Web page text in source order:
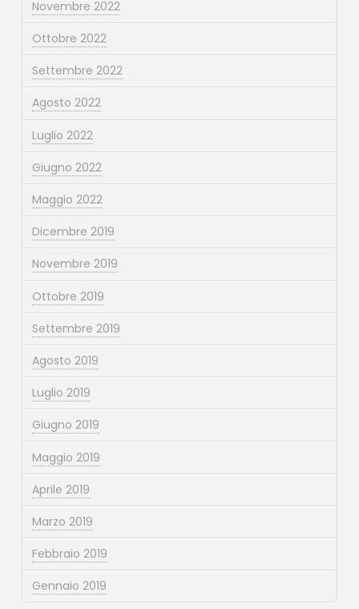
Novembre 2022
Ottobre 2022
Settembre 2022
Agosto 2022
Luglio 2022
Giugno 2022
Maggio 2022
Dicembre 2019
Novembre 2019
Ottobre 2019
Settembre 2019
Agosto 2019
Luglio 2019
Giugno 2019
Maggio 2019
Aprile 2019
Marzo 2019
Febbraio 2019
Gennaio 2019